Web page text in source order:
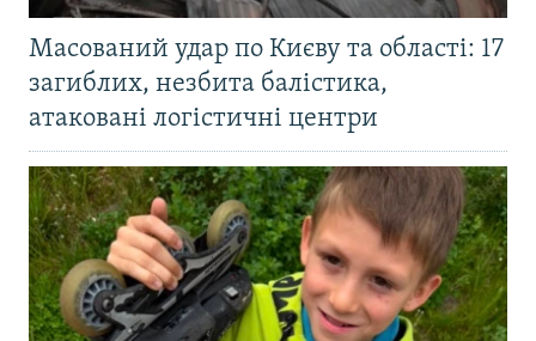
Масований удар по Києву та області: 17
загиблих, незбита балістика,
атаковані логістичні центри